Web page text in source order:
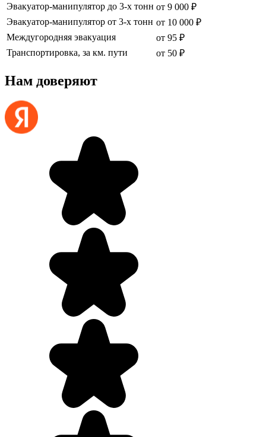
Эвакуатор-манипулятор до 3-х тонн от 9 000 ₽
Эвакуатор-манипулятор от 3-х тонн от 10 000 ₽
Междугородняя эвакуация
от 95 ₽
Транспортировка, за км. пути
от 50 ₽
Нам доверяют